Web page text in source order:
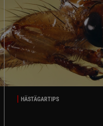
HÄSTÄGARTIPS